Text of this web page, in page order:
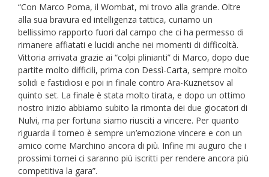
“Con Marco Poma, il Wombat, mi trovo alla grande. Oltre
alla sua bravura ed intelligenza tattica, curiamo un
bellissimo rapporto fuori dal campo che ci ha permesso di
rimanere affiatati e lucidi anche nei momenti di difficoltà.
Vittoria arrivata grazie ai “colpi plinianti” di Marco, dopo due
partite molto difficili, prima con Dessì-Carta, sempre molto
solidi e fastidiosi e poi in finale contro Ara-Kuznetsov al
quinto set. La finale è stata molto tirata, e dopo un ottimo
nostro inizio abbiamo subito la rimonta dei due giocatori di
Nulvi, ma per fortuna siamo riusciti a vincere. Per quanto
riguarda il torneo è sempre un’emozione vincere e con un
amico come Marchino ancora di più. Infine mi auguro che i
prossimi tornei ci saranno più iscritti per rendere ancora più
competitiva la gara”.